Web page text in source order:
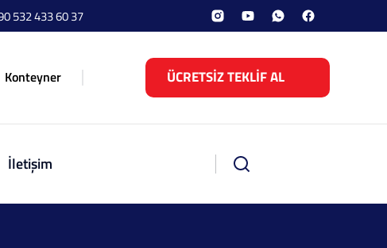
532 433 60 37
Konteyner ÜCRETSİZ TEKLİF AL
İletişim